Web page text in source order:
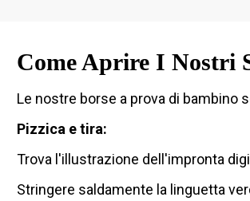
Come Aprire I Nostri
Le nostre borse a prova di bambino
Pizzica e tira:
Trova l'illustrazione dell'impronta
Stringere saldamente la linguetta